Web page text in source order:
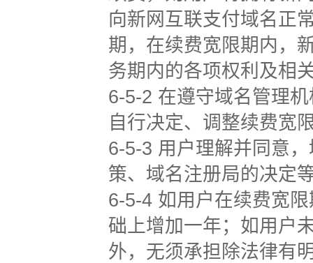
向新网互联支付域名正
期，在续费宽限期内，
务期内的各项权利及相
6-5-2 在遵守域名管理
自行决定、调整续费宽
6-5-3 用户理解并同意
策、域名注册局的决定
6-5-4 如用户在续费宽
础上增加一年；如用户
外，无须承担除法律有